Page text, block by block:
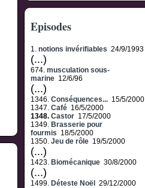
Episodes
1. notions invérifiables 24/9/1993
(...)
674. musculation sous-
marine 12/6/96
(...)
1346. Conséquences... 15/5/2000
1347. Café 16/5/2000
1348. Castor 17/5/2000
1349. Brasserie pour
fourmis 18/5/2000
1350. Jeu de rôle 19/5/2000
(...)
1423. Biomécanique 30/8/2000
(...)
1499. Déteste Noël 29/12/2000